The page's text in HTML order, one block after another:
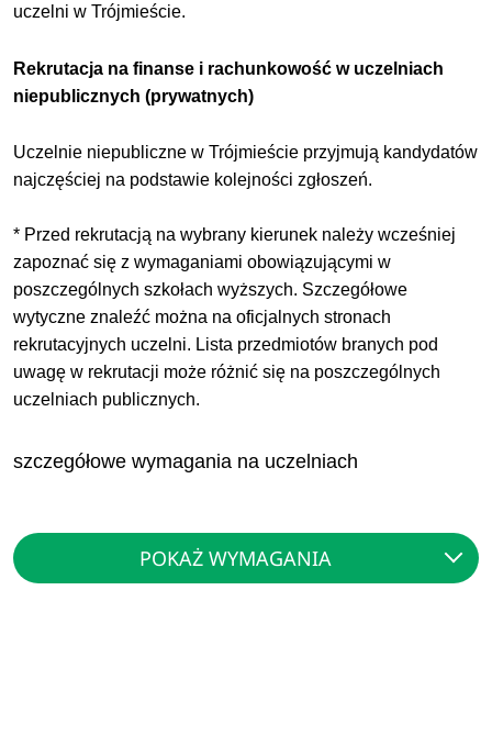
uczelni w Trójmieście.
Rekrutacja na finanse i rachunkowość w uczelniach
niepublicznych (prywatnych)
Uczelnie niepubliczne w Trójmieście przyjmują kandydatów
najczęściej na podstawie kolejności zgłoszeń.
* Przed rekrutacją na wybrany kierunek należy wcześniej
zapoznać się z wymaganiami obowiązującymi w
poszczególnych szkołach wyższych. Szczegółowe
wytyczne znaleźć można na oficjalnych stronach
rekrutacyjnych uczelni. Lista przedmiotów branych pod
uwagę w rekrutacji może różnić się na poszczególnych
uczelniach publicznych.
szczegółowe wymagania na uczelniach
POKAŻ WYMAGANIA